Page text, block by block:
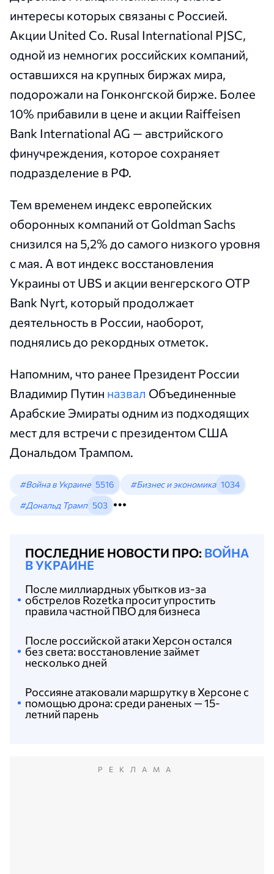
интересы которых связаны с Россией.
Акции United Co. Rusal International PJSC,
одной из немногих российских компаний,
оставшихся на крупных биржах мира,
подорожали на Гонконгской бирже. Более
10% прибавили в цене и акции Raiffeisen
Bank International AG — австрийского
финучреждения, которое сохраняет
подразделение в РФ.
Тем временем индекс европейских
оборонных компаний от Goldman Sachs
снизился на 5,2% до самого низкого уровня
с мая. А вот индекс восстановления
Украины от UBS и акции венгерского OTP
Bank Nyrt, который продолжает
деятельность в России, наоборот,
поднялись до рекордных отметок.
Напомним, что ранее Президент России
Владимир Путин назвал Объединенные
Арабские Эмираты одним из подходящих
мест для встречи с президентом США
Дональдом Трампом.
#Война в Украине 5516 #Бизнес и экономика 1034
#Дональд Трамп 503
ПОСЛЕДНИЕ НОВОСТИ ПРО: ВОЙНА
В УКРАИНЕ
Россияне атаковали маршрутку в Херсоне с
помощью дрона: среди раненых — 15-
летний парень
После российской атаки Херсон остался
без света: восстановление займет
несколько дней
После миллиардных убытков из-за
обстрелов Rozetka просит упростить
правила частной ПВО для бизнеса
РЕКЛАМА